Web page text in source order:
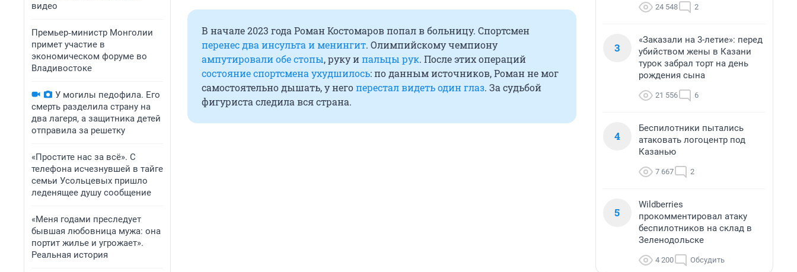
видео
Премьер‑министр Монголии
примет участие в
экономическом форуме во
Владивостоке
У могилы педофила. Его
смерть разделила страну на
два лагеря, а защитника детей
отправила за решетку
«Простите нас за всё». С
телефона исчезнувшей в тайге
семьи Усольцевых пришло
леденящее душу сообщение
«Меня годами преследует
бывшая любовница мужа: она
портит жилье и угрожает».
Реальная история
В начале 2023 года Роман Костомаров попал в больницу. Спортсмен
перенес два инсульта и менингит. Олимпийскому чемпиону
ампутировали обе стопы, руку ипальцы рук. После этих операций
состояние спортсмена ухудшилось: по данным источников, Роман не мог
самостоятельно дышать, у негоперестал видеть один глаз. За судьбой
фигуриста следила вся страна.
24 548 2
3
«Заказали на 3-летие»: перед
убийством жены в Казани
турок забрал торт на день
рождения сына
21 556 6
4
Беспилотники пытались
атаковать логоцентр под
Казанью
7 667 2
5
Wildberries
прокомментировал атаку
беспилотников на склад в
Зеленодольске
4 200 Обсудить